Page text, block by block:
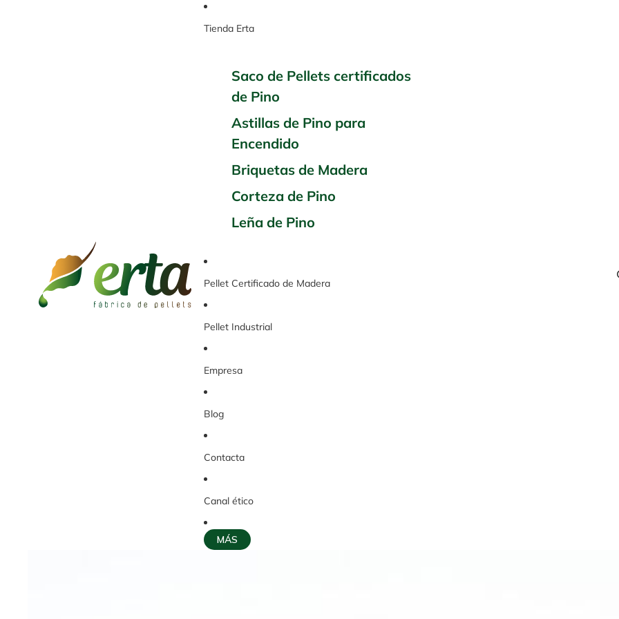
Tienda Erta
Saco de Pellets certificados
de Pino
Astillas de Pino para
Encendido
Briquetas de Madera
Corteza de Pino
Leña de Pino
Pellet Certificado de Madera
Pellet Industrial
Empresa
Blog
Contacta
Canal ético
MÁS